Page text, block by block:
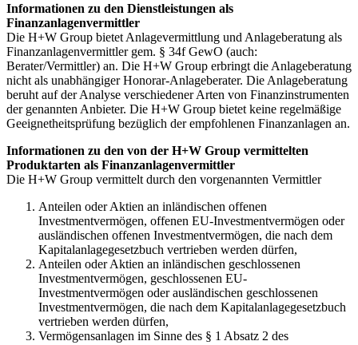
Informationen zu den Dienstleistungen als
Finanzanlagenvermittler
Die H+W Group bietet Anlagevermittlung und Anlageberatung als
Finanzanlagenvermittler gem. § 34f GewO (auch:
Berater/Vermittler) an. Die H+W Group erbringt die Anlageberatung
nicht als unabhängiger Honorar-Anlageberater. Die Anlageberatung
beruht auf der Analyse verschiedener Arten von Finanzinstrumenten
der genannten Anbieter. Die H+W Group bietet keine regelmäßige
Geeignetheitsprüfung bezüglich der empfohlenen Finanzanlagen an.
Informationen zu den von der H+W Group vermittelten
Produktarten als Finanzanlagenvermittler
Die H+W Group vermittelt durch den vorgenannten Vermittler
Anteilen oder Aktien an inländischen offenen
Investmentvermögen, offenen EU-Investmentvermögen oder
ausländischen offenen Investmentvermögen, die nach dem
Kapitalanlagegesetzbuch vertrieben werden dürfen,
Anteilen oder Aktien an inländischen geschlossenen
Investmentvermögen, geschlossenen EU-
Investmentvermögen oder ausländischen geschlossenen
Investmentvermögen, die nach dem Kapitalanlagegesetzbuch
vertrieben werden dürfen,
Vermögensanlagen im Sinne des § 1 Absatz 2 des